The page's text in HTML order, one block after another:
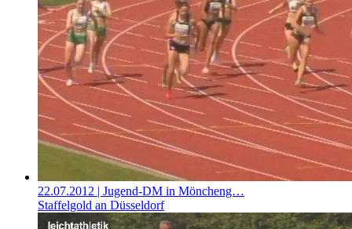
22.07.2012 | Jugend-DM in Möncheng…
Staffelgold an Düsseldorf